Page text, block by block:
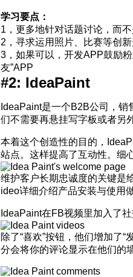
学习要点：
1，更多地针对话题讨论，而
2，寻求运用照片、比赛等创
3，如果可以，开发APP鼓励
友”APP
#2: IdeaPaint
IdeaPaint是一个B2B公司，销
们不需要再悬挂写字板或者另
本着这个创造性的目的，
站点。这样提高了互动性。细
维护客户长期忠诚度的关键是
ideo详细介绍产品安装与使用
IdeaPaint在FB视频里加入了社
除了“喜欢”按钮，他们增加了
分会将你的评论显示在他们的